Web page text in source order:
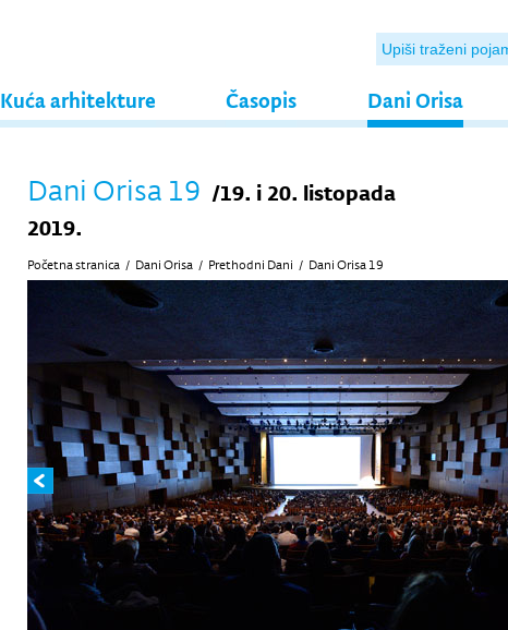
Kuća arhitekture Časopis Dani Orisa
Dani Orisa 19 /19. i 20. listopada
2019.
Početna stranica / Dani Orisa / Prethodni Dani / Dani Orisa 19